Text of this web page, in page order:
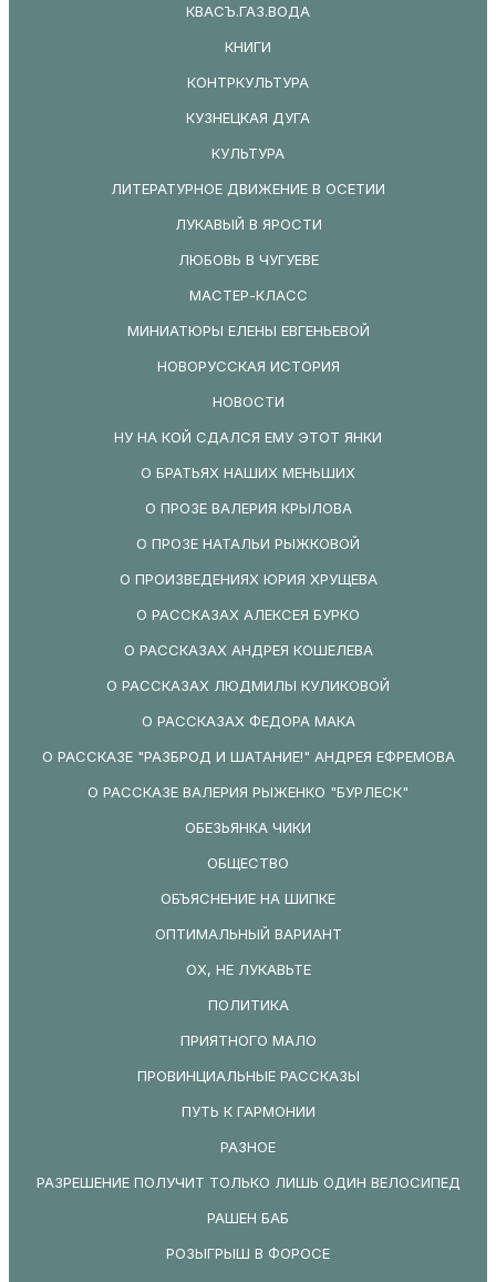
КВАСЪ.ГАЗ.ВОДА
КНИГИ
КОНТРКУЛЬТУРА
КУЗНЕЦКАЯ ДУГА
КУЛЬТУРА
ЛИТЕРАТУРНОЕ ДВИЖЕНИЕ В ОСЕТИИ
ЛУКАВЫЙ В ЯРОСТИ
ЛЮБОВЬ В ЧУГУЕВЕ
МАСТЕР-КЛАСС
МИНИАТЮРЫ ЕЛЕНЫ ЕВГЕНЬЕВОЙ
НОВОРУССКАЯ ИСТОРИЯ
НОВОСТИ
НУ НА КОЙ СДАЛСЯ ЕМУ ЭТОТ ЯНКИ
О БРАТЬЯХ НАШИХ МЕНЬШИХ
О ПРОЗЕ ВАЛЕРИЯ КРЫЛОВА
О ПРОЗЕ НАТАЛЬИ РЫЖКОВОЙ
О ПРОИЗВЕДЕНИЯХ ЮРИЯ ХРУЩЕВА
О РАССКАЗАХ АЛЕКСЕЯ БУРКО
О РАССКАЗАХ АНДРЕЯ КОШЕЛЕВА
О РАССКАЗАХ ЛЮДМИЛЫ КУЛИКОВОЙ
О РАССКАЗАХ ФЕДОРА МАКА
О РАССКАЗЕ "РАЗБРОД И ШАТАНИЕ!" АНДРЕЯ ЕФРЕМОВА
О РАССКАЗЕ ВАЛЕРИЯ РЫЖЕНКО "БУРЛЕСК"
ОБЕЗЬЯНКА ЧИКИ
ОБЩЕСТВО
ОБЪЯСНЕНИЕ НА ШИПКЕ
ОПТИМАЛЬНЫЙ ВАРИАНТ
ОХ, НЕ ЛУКАВЬТЕ
ПОЛИТИКА
ПРИЯТНОГО МАЛО
ПРОВИНЦИАЛЬНЫЕ РАССКАЗЫ
ПУТЬ К ГАРМОНИИ
РАЗНОЕ
РАЗРЕШЕНИЕ ПОЛУЧИТ ТОЛЬКО ЛИШЬ ОДИН ВЕЛОСИПЕД
РАШЕН БАБ
РОЗЫГРЫШ В ФОРОСЕ